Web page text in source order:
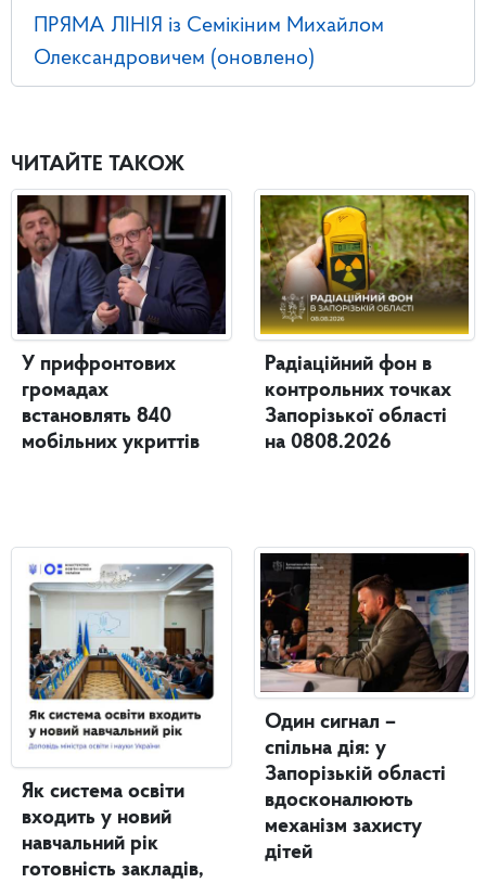
ПРЯМА ЛІНІЯ із Семікіним Михайлом
Олександровичем (оновлено)
ЧИТАЙТЕ ТАКОЖ
У прифронтових
громадах
встановлять 840
мобільних укриттів
Як система освіти
входить у новий
навчальний рік
готовність закладів,
Радіаційний фон в
контрольних точках
Запорізької області
на 0808.2026
Один сигнал –
спільна дія: у
Запорізькій області
вдосконалюють
механізм захисту
дітей